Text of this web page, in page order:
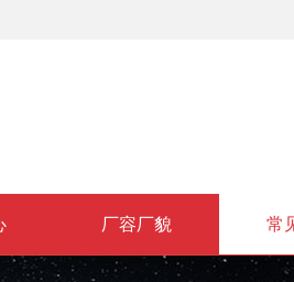
厂容厂貌 常